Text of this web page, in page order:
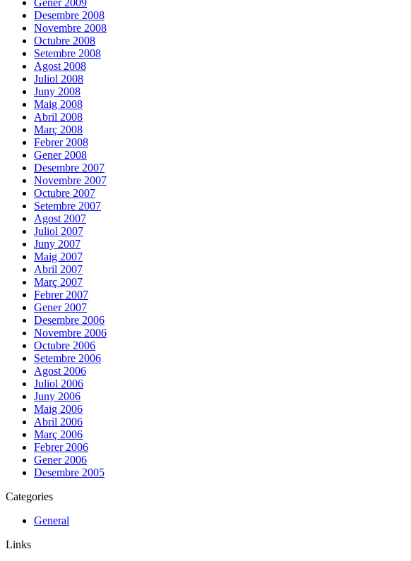
Desembre 2008
Novembre 2008
Octubre 2008
Setembre 2008
Agost 2008
Juliol 2008
Juny 2008
Maig 2008
Abril 2008
Març 2008
Febrer 2008
Gener 2008
Desembre 2007
Novembre 2007
Octubre 2007
Setembre 2007
Agost 2007
Juliol 2007
Juny 2007
Maig 2007
Abril 2007
Març 2007
Febrer 2007
Gener 2007
Desembre 2006
Novembre 2006
Octubre 2006
Setembre 2006
Agost 2006
Juliol 2006
Juny 2006
Maig 2006
Abril 2006
Març 2006
Febrer 2006
Gener 2006
Desembre 2005
Categories
General
Links